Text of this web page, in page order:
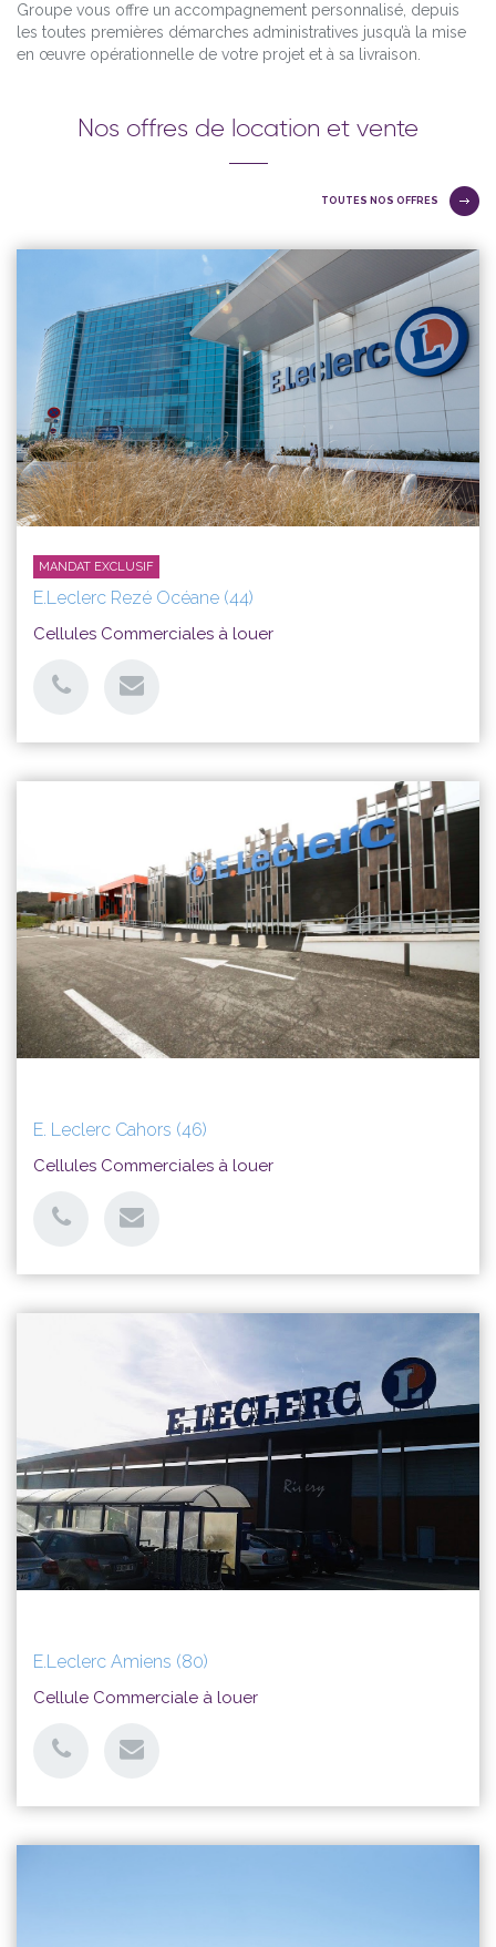
Stratégie
Agora est spécialisé dans la gestion commerciale
Maîtrise foncière
Votre partenaire auprès des collectivités.
Développement
Agora a pour objectif d'accompagner les enseignes dans
Conception
d’espaces commerciaux, galeries marchandes, centre
Groupe vous offre un accompagnement personnalisé, depuis
les toutes premières démarches administratives jusqu’à la mise
en œuvre opérationnelle de votre projet et à sa livraison.
Nos offres de location et vente
TOUTES NOS OFFRES
MANDAT EXCLUSIF
E.Leclerc Rezé Océane (44)
Cellules Commerciales à louer
E. Leclerc Cahors (46)
Cellules Commerciales à louer
E.Leclerc Amiens (80)
Cellule Commerciale à louer